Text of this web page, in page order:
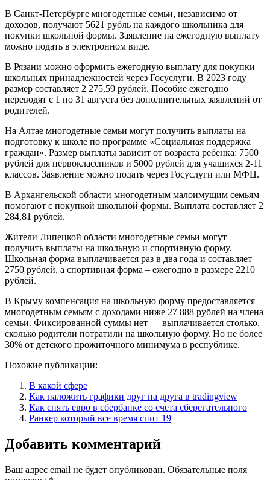
В Санкт-Петербурге многодетные семьи, независимо от
доходов, получают 5621 рубль на каждого школьника для
покупки школьной формы. Заявление на ежегодную выплату
можно подать в электронном виде.
В Рязани можно оформить ежегодную выплату для покупки
школьных принадлежностей через Госуслуги. В 2023 году
размер составляет 2 275,59 рублей. Пособие ежегодно
переводят с 1 по 31 августа без дополнительных заявлений от
родителей.
На Алтае многодетные семьи могут получить выплаты на
подготовку к школе по программе «Социальная поддержка
граждан». Размер выплаты зависит от возраста ребенка: 7500
рублей для первоклассников и 5000 рублей для учащихся 2-11
классов. Заявление можно подать через Госуслуги или МФЦ.
В Архангельской области многодетным малоимущим семьям
помогают с покупкой школьной формы. Выплата составляет 2
284,81 рублей.
Жители Липецкой области многодетные семьи могут
получить выплаты на школьную и спортивную форму.
Школьная форма выплачивается раз в два года и составляет
2750 рублей, а спортивная форма – ежегодно в размере 2210
рублей.
В Крыму компенсация на школьную форму предоставляется
многодетным семьям с доходами ниже 27 888 рублей на члена
семьи. Фиксированной суммы нет — выплачивается столько,
сколько родители потратили на школьную форму. Но не более
30% от детского прожиточного минимума в республике.
Похожие публикации:
В какой сфере
Как наложить графики друг на друга в tradingview
Как снять евро в сбербанке со счета сберегательного
Ранкер который все время спит 19
Добавить комментарий
Ваш адрес email не будет опубликован. Обязательные поля